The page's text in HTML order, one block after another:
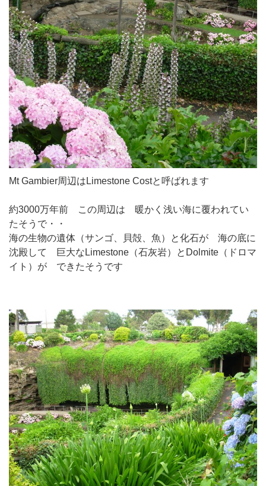
Mt Gambier周辺はLimestone Costと呼ばれます
約3000万年前 この周辺は 暖かく浅い海に覆われてい
たそうで・・
海の生物の遺体（サンゴ、貝殻、魚）と化石が 海の底に
沈殿して 巨大なLimestone（石灰岩）とDolmite（ドロマ
イト）が できたそうです